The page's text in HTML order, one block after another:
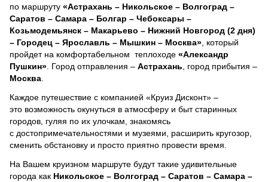
по маршруту «Астрахань – Никольское – Волгоград –
Саратов – Самара – Болгар – Чебоксары –
Козьмодемьянск – Макарьево – Нижний Новгород (2 дня)
– Городец – Ярославль – Мышкин – Москва» , который
пройдет на комфортабельном теплоходе «Александр
Пушкин» . Город отправления – Астрахань , город прибытия –
Москва
Каждое путешествие с компанией «Круиз Дисконт» –
это возможность окунуться в атмосферу и быт старинных
городов, гуляя по их улочкам, знакомясь
с достопримечательностями и музеями, расширить кругозор,
сменить обстановку и просто приятно провести время.
На Вашем круизном маршруте будут такие удивительные
города как Никольское – Волгоград – Саратов – Самара –